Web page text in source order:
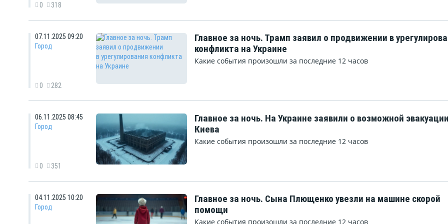
0 318
07.11.2025 09:20
Город
0 282
Главное за ночь. Трамп заявил о продвижении в
конфликта на Украине
Какие события произошли за последние 12 часов
06.11.2025 08:45
Город
0 351
Главное за ночь. На Украине заявили о возможной эвакуации
Киева
Какие события произошли за последние 12 часов
04.11.2025 10:20
Город
Главное за ночь. Сына Плющенко увезли на машине скорой
помощи
Какие события произошли за последние 12 часов